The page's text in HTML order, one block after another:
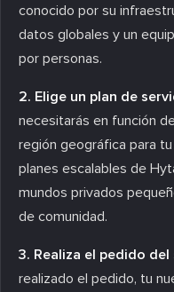
conocido por su
datos globales y un
por personas.
2. Elige un plan de
necesitarás en función
región geográfica para
planes escalables de
mundos privados
de comunidad.
3. Realiza el pedido
realizado el pedido, tu